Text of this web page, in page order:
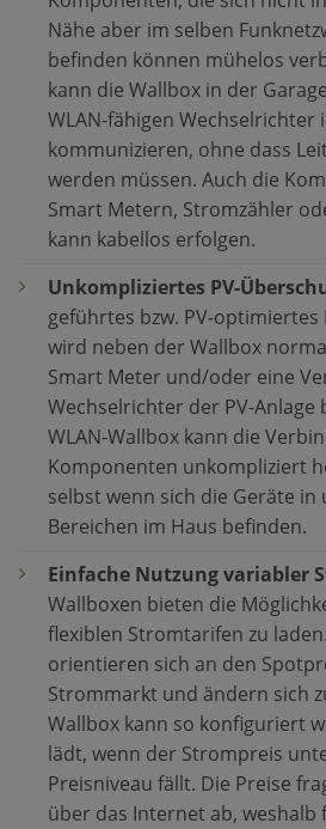
Nähe aber im selben
befinden können mühelos
kann die Wallbox in der
WLAN-fähigen Wechselrichter
kommunizieren, ohne dass
werden müssen. Auch die
Smart Metern, Stromzähler
kann kabellos erfolgen.
Unkompliziertes PV-
geführtes bzw. PV-optimiertes
wird neben der Wallbox
Smart Meter und/oder eine
Wechselrichter der PV-
WLAN-Wallbox kann die
Komponenten unkompliziert
selbst wenn sich die Geräte
Bereichen im Haus befinden.
Einfache Nutzung variabler
Wallboxen bieten die
flexiblen Stromtarifen zu
orientieren sich an den
Strommarkt und ändern sich
Wallbox kann so konfiguriert
lädt, wenn der Strompreis
Preisniveau fällt. Die Preise
über das Internet ab, weshalb